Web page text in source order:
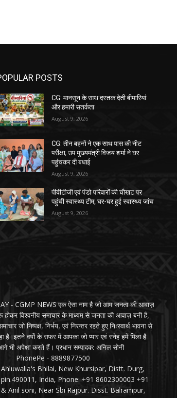
POSTS
CG: मानसून के साथ दस्तक देती बीमारियां
और हमारी सतर्कता
August 9, 2026
CG: तीन बहनों ने एक साथ पास की नीट
परीक्षा, उप मुख्यमंत्री विजय शर्मा ने घर
पहुंचकर दी बधाई
August 9, 2026
पीवीटीजी एवं पंडो परिवारों की चौखट पर
पहुंची स्वास्थ्य टीम, घर-घर हुई स्वास्थ्य जांच
August 9, 2026
- CGMP NEWS एक ऐसा नाम है जो आम जनता की आवाज़
विश्वनीय समाचार के माध्यम से जनता की आवाज़ बनी है,
जो निष्पक्ष, निर्भय, एवं निरन्तर रहते हुए निःस्वार्थ भावना से
है।इतने वर्षो के सफर में आपका जो प्यार एवं स्नेह हमें मिला है
भी अपेक्षा करते हैं। प्रधान सम्पादक: अनिल सोनी
PhonePe - 8889877500
Bhilai, New Khursipar, Distt. Durg,
India, Phone: +91 8602300003 +91
Anil soni, Near Sbi Rajpur. Disst. Balrampur,